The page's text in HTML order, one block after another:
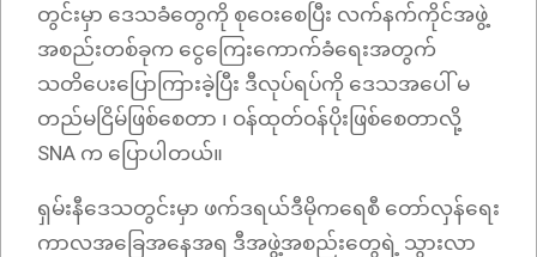
တွင်းမှာ ဒေသခံတွေကို စုဝေးစေပြီး လက်နက်ကိုင်အဖွဲ့
အစည်းတစ်ခုက ငွေကြေးကောက်ခံရေးအတွက်
သတိပေးပြောကြားခဲ့ပြီး ဒီလုပ်ရပ်ကို ဒေသအပေါ် မ
တည်မငြိမ်ဖြစ်စေတာ ၊ ဝန်ထုတ်ဝန်ပိုးဖြစ်စေတာလို့
SNA က ပြောပါတယ်။
ရှမ်းနီဒေသတွင်းမှာ ဖက်ဒရယ်ဒီမိုကရေစီ တော်လှန်ရေး
ကာလအခြေအနေအရ ဒီအဖွဲ့အစည်းတွေရဲ့ သွားလာ